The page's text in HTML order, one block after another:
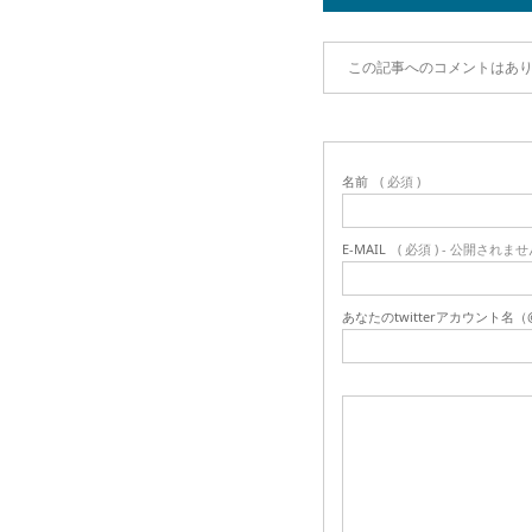
この記事へのコメントはあり
名前 ( 必須 )
E-MAIL ( 必須 ) - 公開されませ
あなたのtwitterアカウント名（